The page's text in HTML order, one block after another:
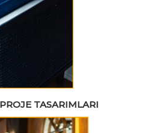
TASARIMLARI